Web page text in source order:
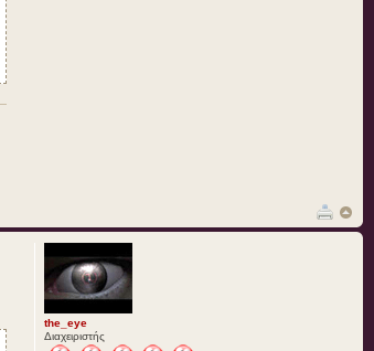
the_eye
Διαχειριστής